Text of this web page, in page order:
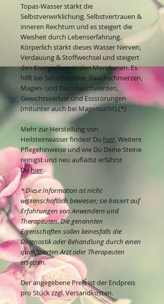
Topas-Wasser stärkt die
Selbstverwirklichung, Selbstvertrauen &
inneren Reichtum und es steigert die
Weisheit durch Lebenserfahrung.
Körperlich stärkt dieses Wasser Nerven,
Verdauung & Stoffwechsel und steigert
den Energiefluss in den Meridianen. Es
hilft bei Sehschwäche, Bauchschmerzen,
Magen- und Darmbeschwerden,
Gewichtsverlust und Essstörungen
(mitunter auch bei Magersucht).(*)
Mehr zur Herstellung von
Heilsteinwasser findest Du hier. Weitere
Pflegehinweise und wie Du Deine Steine
reinigst und neu auflädst erfährst
Duhier.
* Diese Information ist nicht
wissenschaftlich bewiesen; sie basiert auf
Erfahrungen von Anwendern und
Therapeuten. Die genannten
Eigenschaften sollen keinesfalls die
Diagnostik oder Behandlung durch einen
qualifizierten Arzt oder Therapeuten
ersetzen.
Der angegebene Preis ist der Endpreis
pro Stück zzgl. Versandkosten.